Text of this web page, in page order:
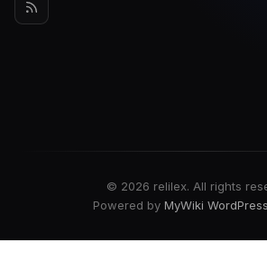
© 2026 relilex. All rights
Powered by MyWiki